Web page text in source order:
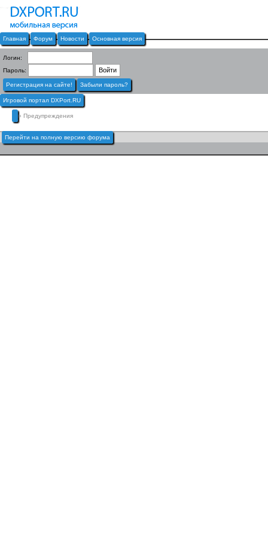
Главная Форум Новости Основная версия
Логин:
Пароль:
Регистрация на сайте! Забыли пароль?
Игровой портал DXPort.RU
» Предупреждения
Перейти на полную версию форума